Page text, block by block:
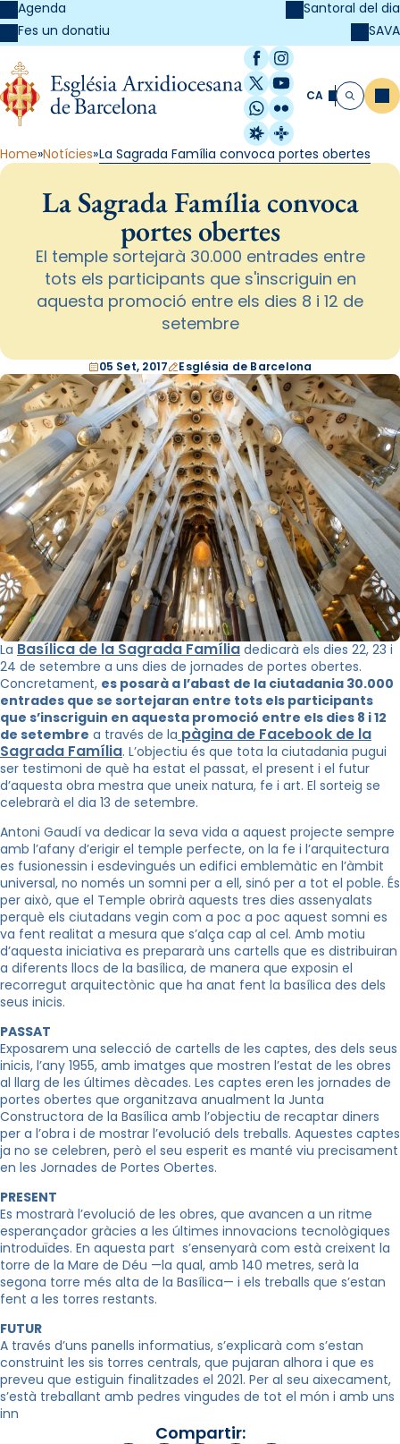
Agenda
Fes un donatiu
Santoral del dia
SAVA
Facebook
Instagram
X / Twitter
YouTube
WhatsApp
Flickr
Radio Estel
Catalunya
CA Cerca
Home Notícies La Sagrada Família convoca portes obertes
La Sagrada Família convoca
portes obertes
El temple sortejarà 30.000 entrades entre
tots els participants que s'inscriguin en
aquesta promoció entre els dies 8 i 12 de
setembre
05 Set, 2017 Església de Barcelona
La Basílica de la Sagrada Família dedicarà els dies 22, 23 i
24 de setembre a uns dies de jornades de portes obertes.
Concretament, es posarà a l’abast de la ciutadania 30.000
entrades que se sortejaran entre tots els participants
que s’inscriguin en aquesta promoció entre els dies 8 i 12
de setembre a través de la pàgina de Facebook de la
Sagrada Família. L’objectiu és que tota la ciutadania pugui
ser testimoni de què ha estat el passat, el present i el futur
d’aquesta obra mestra que uneix natura, fe i art. El sorteig se
celebrarà el dia 13 de setembre.
Antoni Gaudí va dedicar la seva vida a aquest projecte sempre
amb l’afany d’erigir el temple perfecte, on la fe i l’arquitectura
es fusionessin i esdevingués un edifici emblemàtic en l’àmbit
universal, no només un somni per a ell, sinó per a tot el poble. És
per això, que el Temple obrirà aquests tres dies assenyalats
perquè els ciutadans vegin com a poc a poc aquest somni es
va fent realitat a mesura que s’alça cap al cel. Amb motiu
d’aquesta iniciativa es prepararà uns cartells que es distribuiran
a diferents llocs de la basílica, de manera que exposin el
recorregut arquitectònic que ha anat fent la basílica des dels
seus inicis.
PASSAT
Exposarem una selecció de cartells de les captes, des dels seus
inicis, l’any 1955, amb imatges que mostren l’estat de les obres
al llarg de les últimes dècades. Les captes eren les jornades de
portes obertes que organitzava anualment la Junta
Constructora de la Basílica amb l’objectiu de recaptar diners
per a l’obra i de mostrar l’evolució dels treballs. Aquestes captes
ja no se celebren, però el seu esperit es manté viu precisament
en les Jornades de Portes Obertes.
PRESENT
Es mostrarà l’evolució de les obres, que avancen a un ritme
esperançador gràcies a les últimes innovacions tecnològiques
introduïdes. En aquesta part s’ensenyarà com està creixent la
torre de la Mare de Déu —la qual, amb 140 metres, serà la
segona torre més alta de la Basílica— i els treballs que s’estan
fent a les torres restants.
FUTUR
A través d’uns panells informatius, s’explicarà com s’estan
construint les sis torres centrals, que pujaran alhora i que es
preveu que estiguin finalitzades el 2021. Per al seu aixecament,
s’està treballant amb pedres vingudes de tot el món i amb uns
inn
Compartir: